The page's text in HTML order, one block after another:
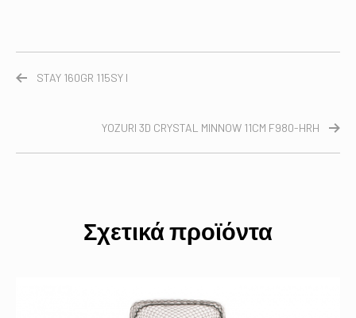
STAY 160GR 115SY I
YOZURI 3D CRYSTAL MINNOW 11CM F980-HRH
Σχετικά προϊόντα